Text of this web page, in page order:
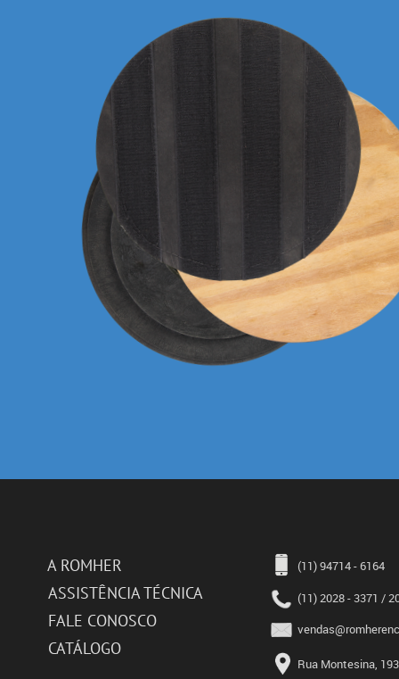
A ROMHER
ASSISTÊNCIA TÉCNICA
FALE CONOSCO
CATÁLOGO
(11) 94714 - 6164
(11) 2028 - 3371 /
Rua Montesina,